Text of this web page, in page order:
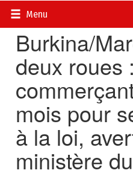
Menu
Accueil>
Burkina/
deux roues
mois pour
à la loi,
ministère